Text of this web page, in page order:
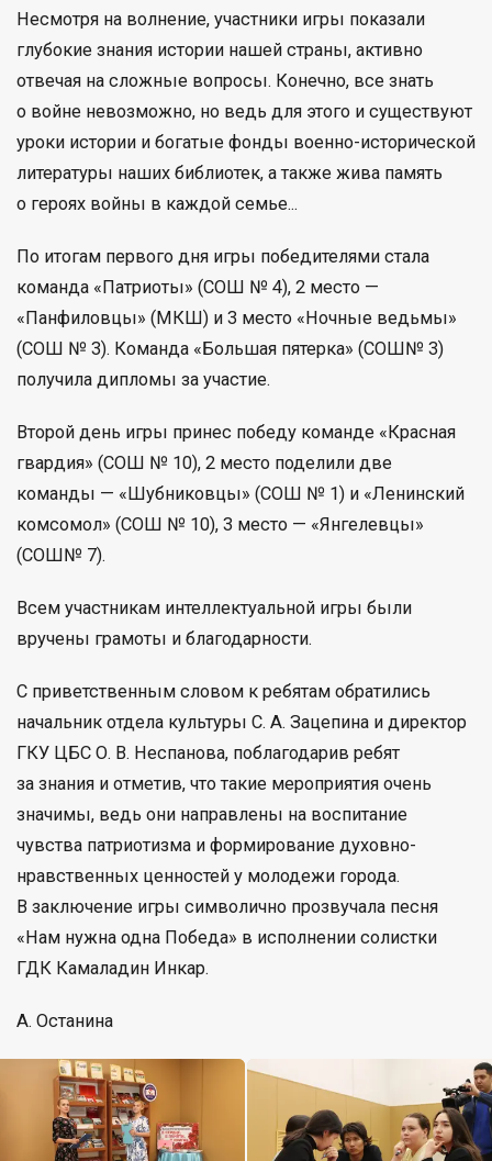
Несмотря на волнение, участники игры показали
глубокие знания истории нашей страны, активно
отвечая на сложные вопросы. Конечно, все знать
о войне невозможно, но ведь для этого и существуют
уроки истории и богатые фонды военно-исторической
литературы наших библиотек, а также жива память
о героях войны в каждой семье...
По итогам первого дня игры победителями стала
команда «Патриоты» (СОШ № 4), 2 место —
«Панфиловцы» (МКШ) и 3 место «Ночные ведьмы»
(СОШ № 3). Команда «Большая пятерка» (СОШ№ 3)
получила дипломы за участие.
Второй день игры принес победу команде «Красная
гвардия» (СОШ № 10), 2 место поделили две
команды — «Шубниковцы» (СОШ № 1) и «Ленинский
комсомол» (СОШ № 10), 3 место — «Янгелевцы»
(СОШ№ 7).
Всем участникам интеллектуальной игры были
вручены грамоты и благодарности.
С приветственным словом к ребятам обратились
начальник отдела культуры С. А. Зацепина и директор
ГКУ ЦБС О. В. Неспанова, поблагодарив ребят
за знания и отметив, что такие мероприятия очень
значимы, ведь они направлены на воспитание
чувства патриотизма и формирование духовно-
нравственных ценностей у молодежи города.
В заключение игры символично прозвучала песня
«Нам нужна одна Победа» в исполнении солистки
ГДК Камаладин Инкар.
А. Останина